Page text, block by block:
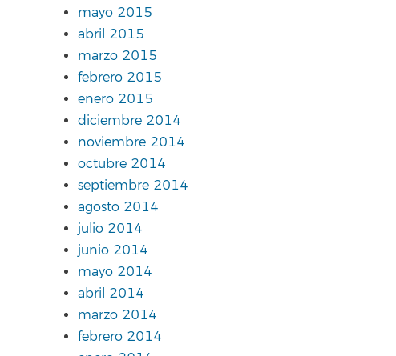
mayo 2015
abril 2015
marzo 2015
febrero 2015
enero 2015
diciembre 2014
noviembre 2014
octubre 2014
septiembre 2014
agosto 2014
julio 2014
junio 2014
mayo 2014
abril 2014
marzo 2014
febrero 2014